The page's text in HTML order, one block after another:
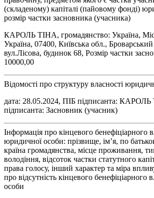
(складеному) капіталі (пайовому фонді)
розмір частки засновника (учасника)
КАРОЛЬ ТІНА, громадянство: Україна,
Україна, 07400, Київська обл.,
вул.Лісова, будинок 68, Розмір частки
10000,00
Відомості про структуру власності
дата: 28.05.2024, ПІБ підписанта:
підписанта: Засновник (учасник)
Інформація про кінцевого бенефіціарного
юридичної особи: прізвище, ім’я, по
країна громадянства, місце проживання,
володіння, відсоток частки статутного
права голосу, інший характер та міра
про відсутність кінцевого
особи